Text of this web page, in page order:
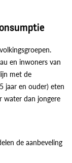
en inwoners van
met de
jaar en ouder) eten
water dan jongere
de aanbeveling